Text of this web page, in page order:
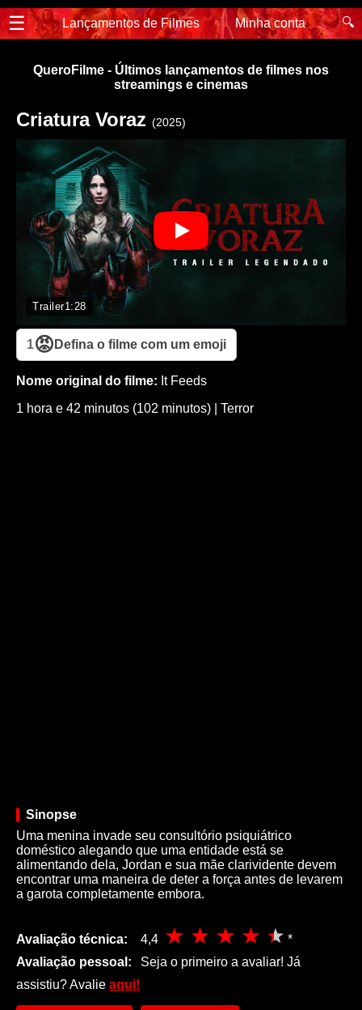
☰ Lançamentos de Filmes Minha conta 🔍
QueroFilme - Últimos lançamentos de filmes nos
streamings e cinemas
Criatura Voraz (2025)
Trailer1:28
1😡 Defina o filme com um emoji
Nome original do filme: It Feeds
1 hora e 42 minutos (102 minutos)
Terror
Sinopse
Uma menina invade seu consultório psiquiátrico
doméstico alegando que uma entidade está se
alimentando dela, Jordan e sua mãe clarividente devem
encontrar uma maneira de deter a força antes de levarem
a garota completamente embora.
Avaliação técnica: 4,4
*
Avaliação pessoal:
Seja o primeiro a avaliar! Já
assistiu? Avalie aqui!